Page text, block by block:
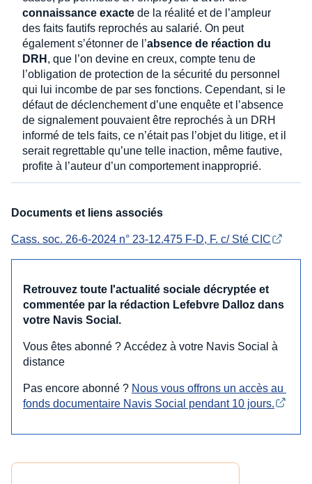
connaissance exacte de la réalité et de l’ampleur
des faits fautifs reprochés au salarié. On peut
également s’étonner de l’absence de réaction du
DRH , que l’on devine en creux, compte tenu de
l’obligation de protection de la sécurité du personnel
qui lui incombe de par ses fonctions. Cependant, si le
défaut de déclenchement d’une enquête et l’absence
de signalement pouvaient être reprochés à un DRH
informé de tels faits, ce n’était pas l’objet du litige, et il
serait regrettable qu’une telle inaction, même fautive,
profite à l’auteur d’un comportement inapproprié.
Documents et liens associés
Cass. soc. 26-6-2024 n° 23-12.475 F-D, F. c/ Sté CIC
Retrouvez toute l'actualité sociale décryptée et
commentée par la rédaction Lefebvre Dalloz dans
votre Navis Social.
Vous êtes abonné ? Accédez à votre Navis Social à
distance
Pas encore abonné ? Nous vous offrons un accès au
fonds documentaire Navis Social pendant 10 jours.